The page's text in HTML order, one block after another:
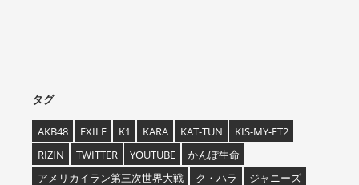
タグ
AKB48 EXILE K1 KARA KAT-TUN
KIS-MY-FT2
RIZIN
TWITTER YOUTUBE
かんぽ生命
アメリカイラン第三次世界大戦
ク・ハラ
ジャニーズ